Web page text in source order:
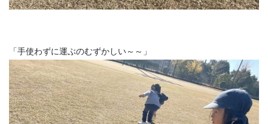
「手使わずに運ぶのむずかしい～～」